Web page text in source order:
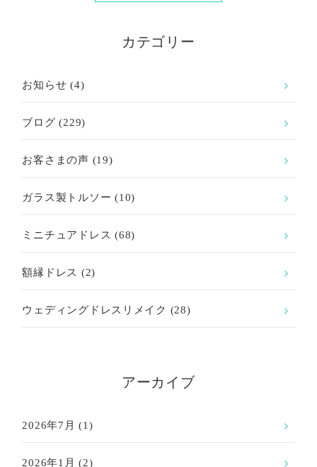
カテゴリー
お知らせ (4)
ブログ (229)
お客さまの声 (19)
ガラス製トルソー (10)
ミニチュアドレス (68)
額縁ドレス (2)
ウェディングドレスリメイク (28)
アーカイブ
2026年7月 (1)
2026年1月 (2)